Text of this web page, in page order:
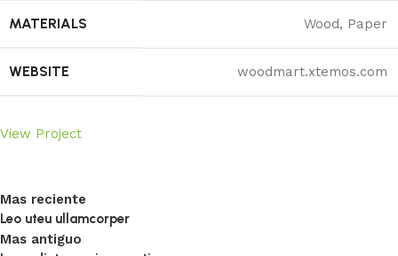
MATERIALS Wood, Paper
WEBSITE woodmart.xtemos.com
View Project
Mas reciente
Leo uteu ullamcorper
Mas antiguo